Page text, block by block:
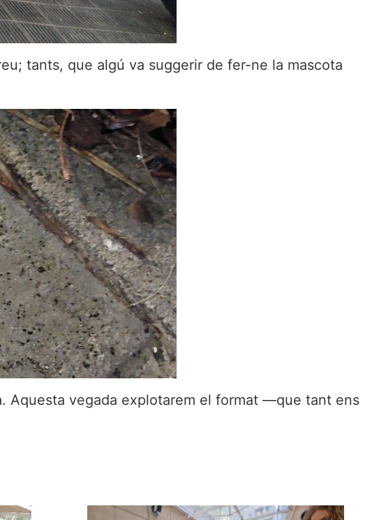
tants, que algú va suggerir de fer-ne la mascota
Aquesta vegada explotarem el format —que tant ens